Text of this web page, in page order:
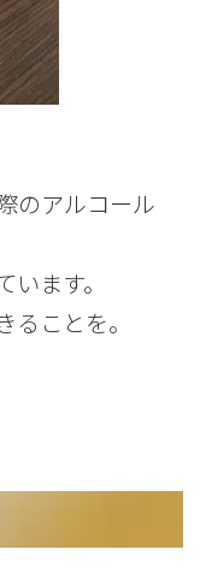
のアルコール
ます。
ことを。